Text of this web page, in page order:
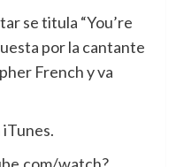
se titula “You’re
por la cantante
French y va
iTunes.